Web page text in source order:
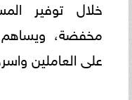
خلال توفير
مخفضة،
على العاملين